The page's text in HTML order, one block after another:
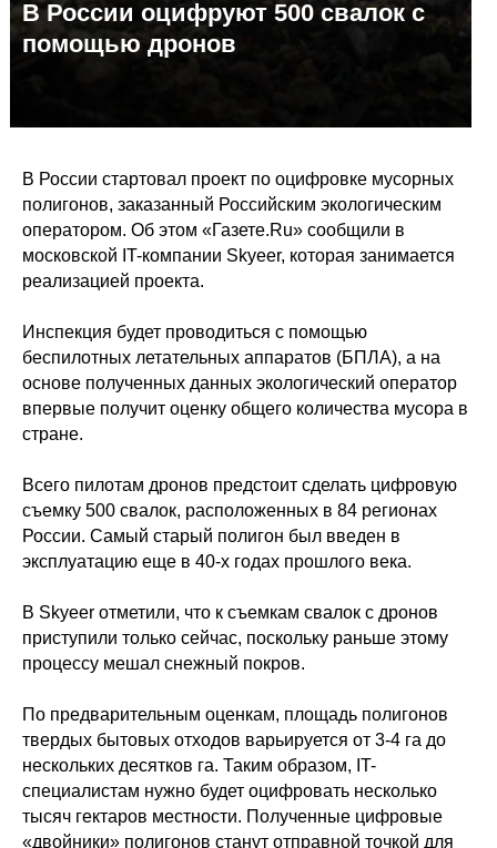
В России оцифруют 500 свалок с
помощью дронов
В России стартовал проект по оцифровке мусорных
полигонов, заказанный Российским экологическим
оператором. Об этом «Газете.Ru» сообщили в
московской IT-компании Skyeer, которая занимается
реализацией проекта.
Инспекция будет проводиться с помощью
беспилотных летательных аппаратов (БПЛА), а на
основе полученных данных экологический оператор
впервые получит оценку общего количества мусора в
стране.
Всего пилотам дронов предстоит сделать цифровую
съемку 500 свалок, расположенных в 84 регионах
России. Самый старый полигон был введен в
эксплуатацию еще в 40-х годах прошлого века.
В Skyeer отметили, что к съемкам свалок с дронов
приступили только сейчас, поскольку раньше этому
процессу мешал снежный покров.
По предварительным оценкам, площадь полигонов
твердых бытовых отходов варьируется от 3-4 га до
нескольких десятков га. Таким образом, IT-
специалистам нужно будет оцифровать несколько
тысяч гектаров местности. Полученные цифровые
«двойники» полигонов станут отправной точкой для